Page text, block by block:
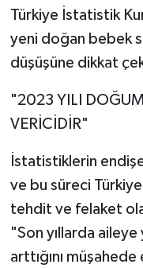
Türkiye İstatistik
yeni doğan bebek
düşüşüne dikkat
"2023 YILI
VERİCİDİR"
İstatistiklerin
ve bu süreci
tehdit ve felaket
"Son yıllarda
arttığını